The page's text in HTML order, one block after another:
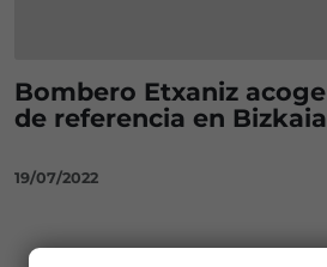
Bombero Etxaniz
de referencia en Bizkaia
19/07/2022